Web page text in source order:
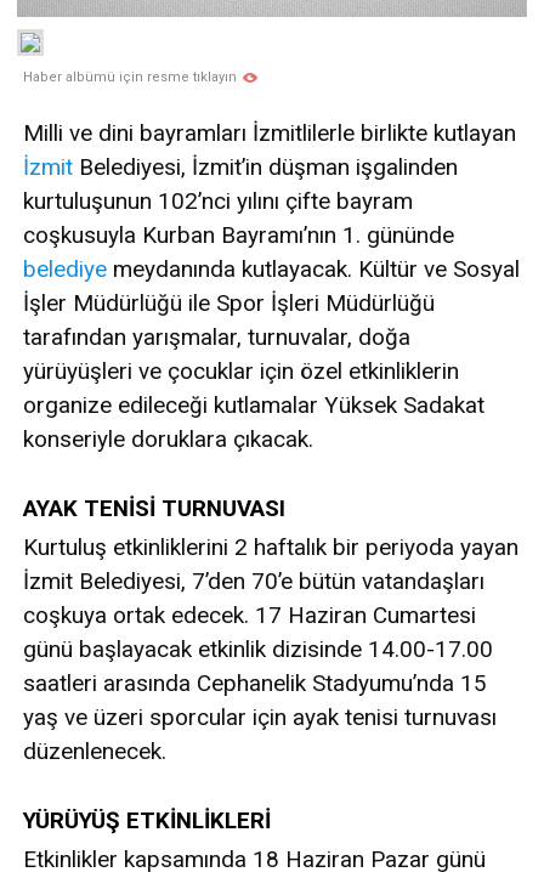
Haber albümü için resme tıklayın
Milli ve dini bayramları İzmitlilerle birlikte kutlayan
İzmit Belediyesi, İzmit’in düşman işgalinden
kurtuluşunun 102’nci yılını çifte bayram
coşkusuyla Kurban Bayramı’nın 1. gününde
belediye meydanında kutlayacak. Kültür ve Sosyal
İşler Müdürlüğü ile Spor İşleri Müdürlüğü
tarafından yarışmalar, turnuvalar, doğa
yürüyüşleri ve çocuklar için özel etkinliklerin
organize edileceği kutlamalar Yüksek Sadakat
konseriyle doruklara çıkacak.
AYAK TENİSİ TURNUVASI
Kurtuluş etkinliklerini 2 haftalık bir periyoda yayan
İzmit Belediyesi, 7’den 70’e bütün vatandaşları
coşkuya ortak edecek. 17 Haziran Cumartesi
günü başlayacak etkinlik dizisinde 14.00-17.00
saatleri arasında Cephanelik Stadyumu’nda 15
yaş ve üzeri sporcular için ayak tenisi turnuvası
düzenlenecek.
YÜRÜYÜŞ ETKİNLİKLERİ
Etkinlikler kapsamında 18 Haziran Pazar günü